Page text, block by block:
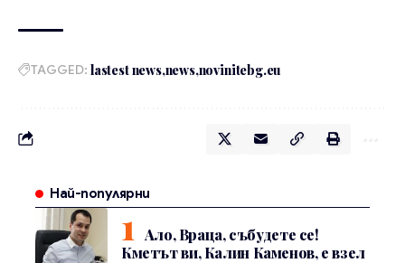
TAGGED: lastest news news novinitebg.eu
Най-популярни
Ало, Враца, събудете се!
Кметът ви, Калин Каменов, е взел